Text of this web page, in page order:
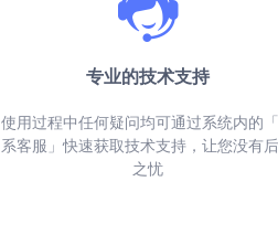
专业的技术支持
使用过程中任何疑问均可通过系统内的
系客服」快速获取技术支持，让您没有
之忧